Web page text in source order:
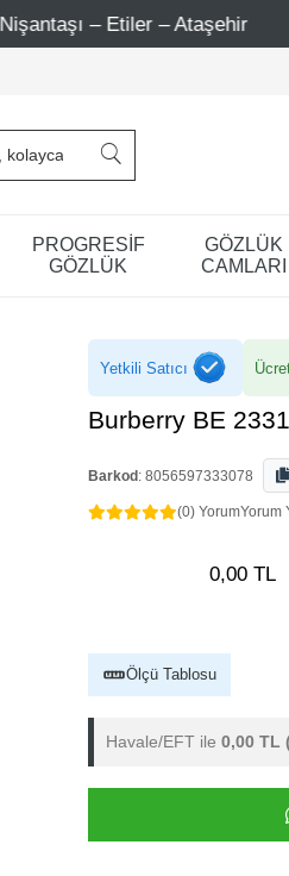
750 TL Üzeri
PROGRESİF
GÖZLÜK
GÖZLÜK
CAMLARI
Yetkili Satıcı
Burberry BE
Barkod : 8056597333078
(0) YorumYorum
0,00 TL
Ölçü Tablosu
Havale/EFT ile 0,00 TL